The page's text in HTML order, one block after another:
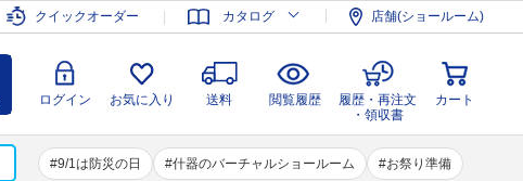
クイックオーダー カタログ 店舗(ショールーム)
ログイン お気に入り 送料 閲覧履歴
履歴・再注文
・領収書
カート
9/1は防災の日 什器のバーチャルショールーム お祭り準備
会員登録 ログイン お気に入り 送料 閲覧履歴
履歴・再注文
・領収書
カート